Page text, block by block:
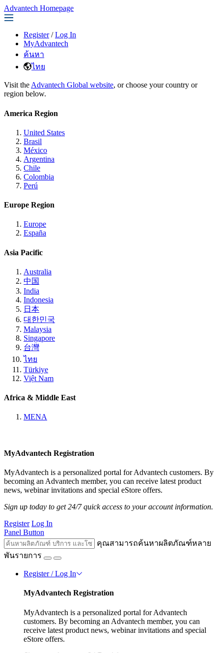
Advantech Homepage
Register / Log In
MyAdvantech
ค้นหา
ไทย
Visit the Advantech Global website, or choose your country or
region below.
America Region
United States
Brasil
México
Argentina
Chile
Colombia
Perú
Europe Region
Europe
España
Asia Pacific
Australia
中国
India
Indonesia
日本
대한민국
Malaysia
Singapore
台灣
ไทย
Türkiye
Việt Nam
Africa & Middle East
MENA
MyAdvantech Registration
MyAdvantech is a personalized portal for Advantech customers. By
becoming an Advantech member, you can receive latest product
news, webinar invitations and special eStore offers.
Sign up today to get 24/7 quick access to your account information.
Register Log In
Panel Button
คุณสามารถค้นหาผลิตภัณฑ์หลาย
พันรายการ
Register / Log In
MyAdvantech Registration
MyAdvantech is a personalized portal for Advantech
customers. By becoming an Advantech member, you can
receive latest product news, webinar invitations and special
eStore offers.